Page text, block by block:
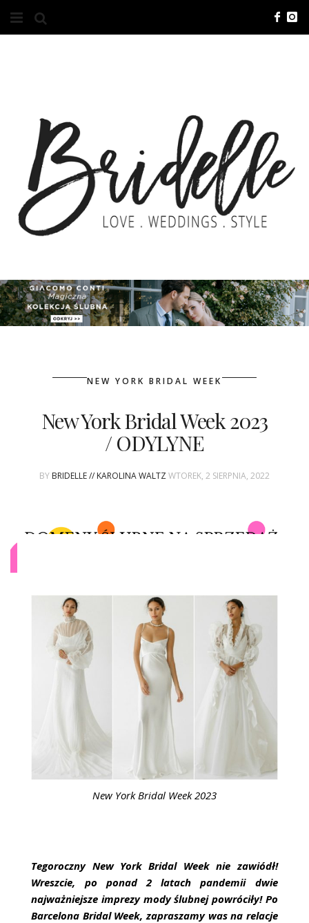
O NAS
KONTAKT
REKLAMA
ADVERTISING
ZGŁOSZENIA
KONKURSY
WASZE ŚLUBY
BRI GROUP
ŚLUBNE STYLE
NEW YORK BRIDAL WEEK
New York Bridal Week 2023
/ ODYLYNE
BY BRIDELLE // KAROLINA WALTZWTOREK, 2 SIERPNIA, 2022
New York Bridal Week 2023
Tegoroczny New York Bridal Week nie zawiódł!
Wreszcie, po ponad 2 latach pandemii dwie
najważniejsze imprezy mody ślubnej powróciły! Po
Barcelona Bridal Week, zapraszamy was na relacje